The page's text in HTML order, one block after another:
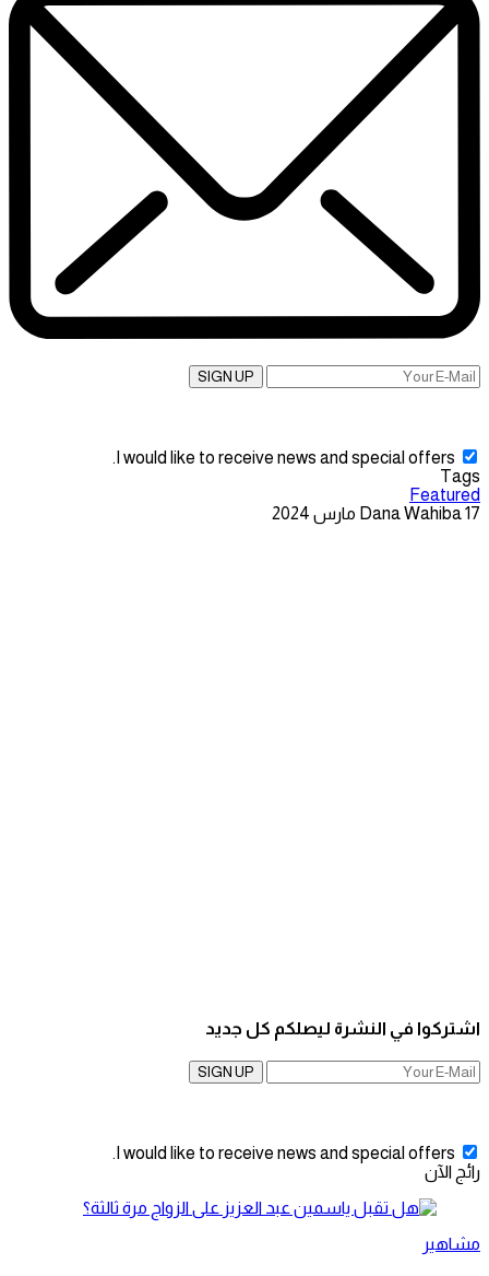
SIGN UP
I would like to receive news and special offers.
Tags
Featured
Dana Wahiba17 مارس 2024
اشتركوا في النشرة ليصلكم كل جديد
SIGN UP
I would like to receive news and special offers.
رائج الآن
مشاهير